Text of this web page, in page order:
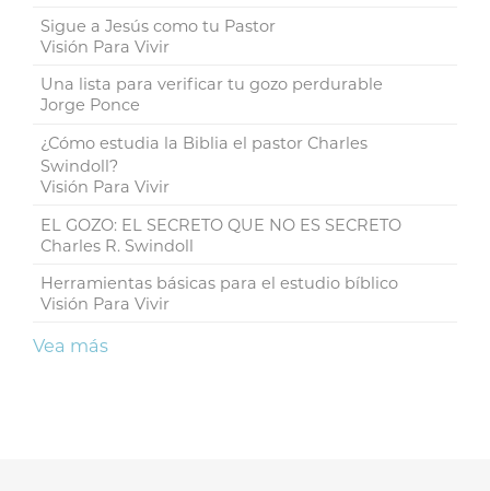
Sigue a Jesús como tu Pastor
Visión Para Vivir
Una lista para verificar tu gozo perdurable
Jorge Ponce
¿Cómo estudia la Biblia el pastor Charles
Swindoll?
Visión Para Vivir
EL GOZO: EL SECRETO QUE NO ES SECRETO
Charles R. Swindoll
Herramientas básicas para el estudio bíblico
Visión Para Vivir
Vea más